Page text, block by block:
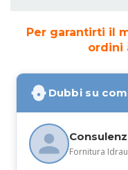
Per garantirti il
ordini
Dubbi su
Fornitura